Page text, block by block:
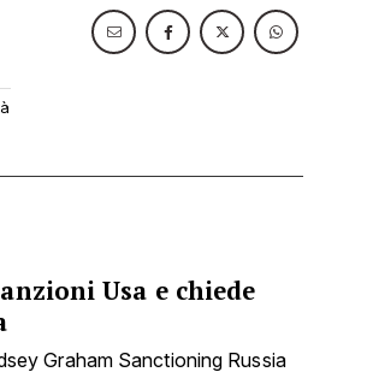
Usa e chiede
Graham Sanctioning Russia